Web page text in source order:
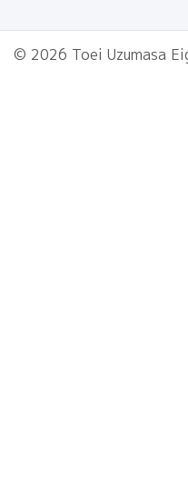
© 2026 Toei Uzumasa